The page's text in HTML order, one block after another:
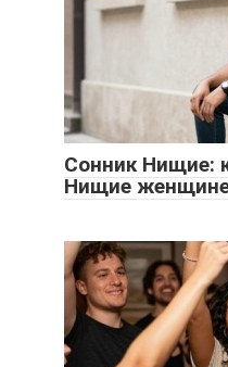
Сонник Нищие:
Нищие